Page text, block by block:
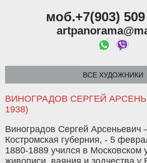
моб.+7(903) 509
ВСЕ ХУДОЖНИКИ
ВИНОГРАДОВ СЕРГЕЙ
1938)
Виноградов Сергей
Костромская губерния, - 5
1880-1889 учился в Московском